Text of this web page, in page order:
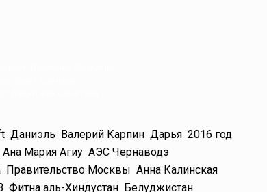
Даниэль Валерий Карпин Дарья 2016 год
Ана Мария Агиу АЭС Чернаводэ
Правительство Москвы Анна Калинская
Фитна аль-Хиндустан Белуджистан